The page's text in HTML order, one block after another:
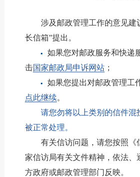
涉及邮政管理工作的意见建
长信箱”提出。
如果您对邮政服务和快递
击国家邮政局申诉网站；
如果您提出对邮政管理工
点此继续。
请您勿将以上类别的信件混
被正常处理。
有关信访问题，请您按照《
家信访局有关文件精神，依法、
方政府或邮政管理部门反映。